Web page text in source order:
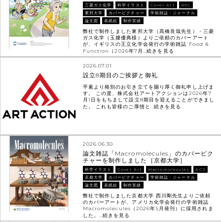
三菱ガス化学 科学イラスト Cover Art
RSC
東邦大学
カバーピクチャー
学術雑誌・ジャーナル
論文図
表紙絵 制作実績
弊社で制作しました東邦大学（髙橋良哉先生）・三菱
ガス化学（玉腰優典様）よりご依頼のカバーアート
が、イギリスの王立化学会発行の学術雑誌 Food &
Function（2026年7月…続きを見る
2026.07.01
設立8期目のご挨拶と御礼
平素より格別のお引き立てを賜り厚く御礼申し上げま
す。 この度、株式会社アートアクションは2026年7
月1日をもちまして設立8期目を迎えることができまし
た。 これも皆様のご厚情と…続きを見る
2026.06.30
論文雑誌「Macromolecules」のカバーピク
チャーを制作しました［京都大学］
科学イラスト Cover Art Macromolecules
ACS
京都大学
カバーピクチャー
学術雑誌・ジャーナル
論文図
表紙絵 制作実績
弊社で制作しました京都大学 西川剛先生よりご依頼
のカバーアートが、アメリカ化学会発行の学術雑誌
Macromolecules（2026年5月発刊）に採用されま
した。…続きを見る